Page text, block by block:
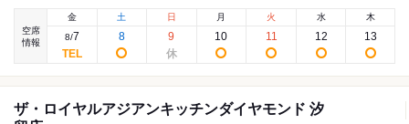
空席
情報
金
8/7
土
8
日
9
月
10
火
11
水
12
木
13
ザ・ロイヤルアジアンキッチンダイヤモンド 汐